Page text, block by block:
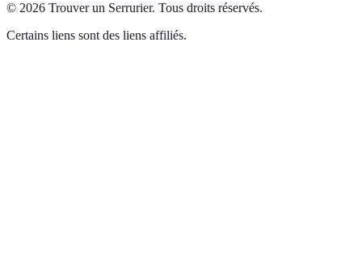
© 2026 Trouver un Serrurier. Tous droits réservés.
Certains liens sont des liens affiliés.